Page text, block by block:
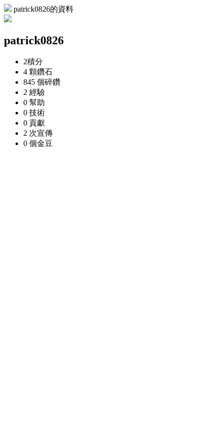
patrick0826的資料
patrick0826
2積分
4 顆鑽石
845 個碎鑽
2 經驗
0 幫助
0 技術
0 貢獻
2 次宣傳
0 個金豆